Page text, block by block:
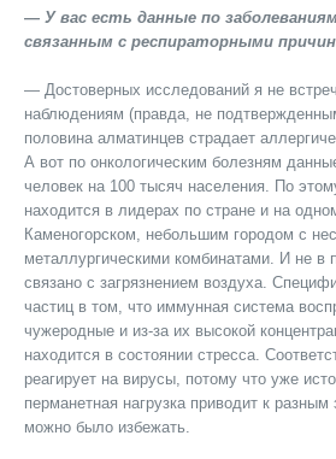
— У вас есть данные по
связанным с респираторными
— Достоверных исследований я не
наблюдениям (правда, не
половина алматинцев страдает
А вот по онкологическим болезням
человек на 100 тысяч населения. По
находится в лидерах по стране и на
Каменогорском, небольшим городом с
металлургическими комбинатами. И не в
связано с загрязнением воздуха.
частиц в том, что иммунная система
чужеродные и из-за их высокой
находится в состоянии стресса.
реагирует на вирусы, потому что уже
перманетная нагрузка приводит к
можно было избежать.